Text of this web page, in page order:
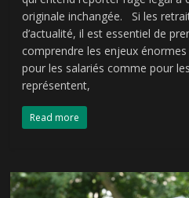
originale inchangée. Si les
d’actualité, il est essentiel de
comprendre les enjeux
pour les salariés comme pour
représentent,
Read more